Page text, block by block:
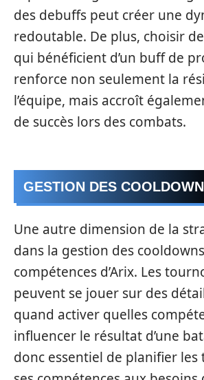
des debuffs peut créer une
redoutable. De plus, choisir
qui bénéficient d’un buff de
renforce non seulement la
l’équipe, mais accroît
de succès lors des combats.
GESTION DES
Une autre dimension de la
dans la gestion des
compétences d’Arix. Les
peuvent se jouer sur des
quand activer quelles
influencer le résultat d’une
donc essentiel de planifier